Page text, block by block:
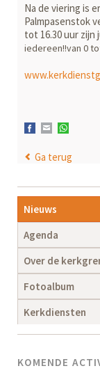
Na de viering is
Palmpasenstok
tot 16.30 uur zijn
iedereen!!van 0
Facebook
E-mail
Ga terug
Navigatie
overslaan
Nieuws
Agenda
Over de
Fotoalbum
Kerkdiensten
KOMENDE